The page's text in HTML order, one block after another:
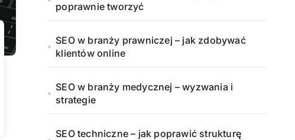
poprawnie tworzyć
SEO w branży prawniczej – jak zdobywać
klientów online
SEO w branży medycznej – wyzwania i
strategie
SEO techniczne – jak poprawić strukturę